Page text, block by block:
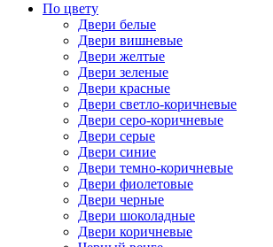
По цвету
Двери белые
Двери вишневые
Двери желтые
Двери зеленые
Двери красные
Двери светло-коричневые
Двери серо-коричневые
Двери серые
Двери синие
Двери темно-коричневые
Двери фиолетовые
Двери черные
Двери шоколадные
Двери коричневые